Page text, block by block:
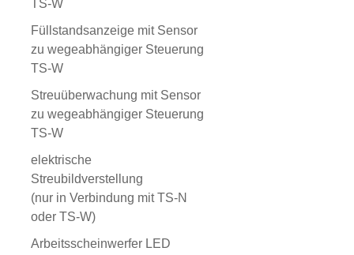
TS-W
Füllstandsanzeige mit Sensor
zu wegeabhängiger Steuerung
TS-W
Streuüberwachung mit Sensor
zu wegeabhängiger Steuerung
TS-W
elektrische
Streubildverstellung
(nur in Verbindung mit TS-N
oder TS-W)
Arbeitsscheinwerfer LED